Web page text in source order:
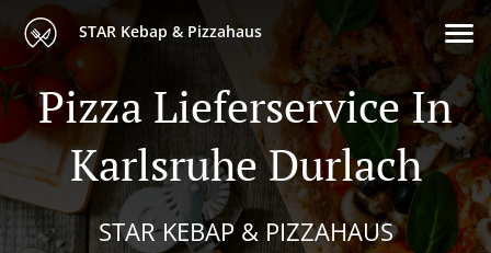
STAR Kebap & Pizzahaus
Pizza Lieferservice In
Karlsruhe Durlach
STAR KEBAP & PIZZAHAUS